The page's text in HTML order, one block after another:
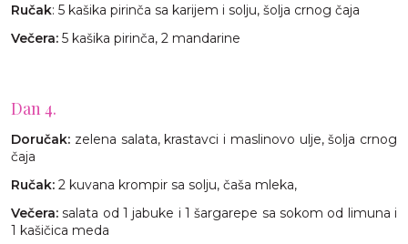
Ručak: 5 kašika pirinča sa karijem i solju, šolja crnog čaja
Večera: 5 kašika pirinča, 2 mandarine
Dan 4.
Doručak: zelena salata, krastavci i maslinovo ulje, šolja crnog
čaja
Ručak: 2 kuvana krompir sa solju, čaša mleka,
Večera: salata od 1 jabuke i 1 šargarepe sa sokom od limuna i
1 kašičica meda